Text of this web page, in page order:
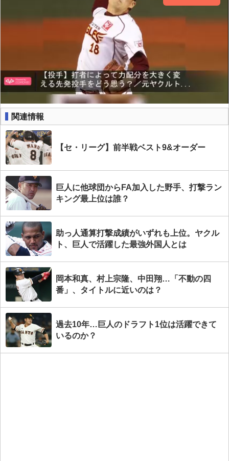
関連情報
【セ・リーグ】前半戦ベスト9&オーダー
巨人に他球団からFA加入した野手、打撃ラン
キング最上位は誰？
助っ人通算打撃成績がいずれも上位。ヤクル
ト、巨人で活躍した最強外国人とは
岡本和真、村上宗隆、中田翔…「不動の四
番」、タイトルに近いのは？
過去10年…巨人のドラフト1位は活躍できて
いるのか？